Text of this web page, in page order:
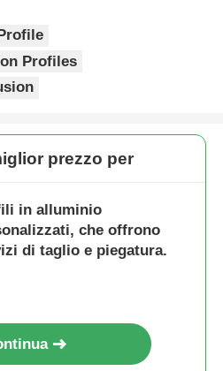
non richiede saldatura
e montaggio
superficiale ed
resistente.
Profiles
prezzo per
in alluminio
che offrono
di taglio e piegatura.